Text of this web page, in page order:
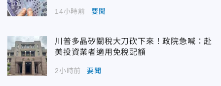
14小時前 要聞
川普多晶矽關稅大刀砍下來！政院急喊：赴
美投資業者適用免稅配額
2小時前 要聞